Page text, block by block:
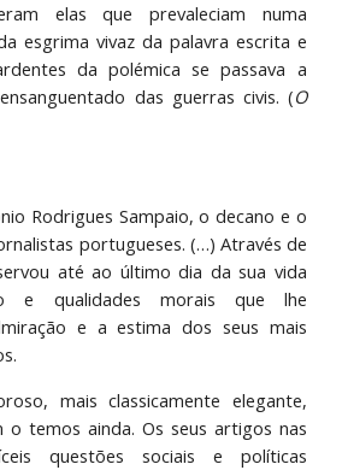
elas que prevaleciam numa
esgrima vivaz da palavra escrita e
da polémica se passava a
das guerras civis. (O
Rodrigues Sampaio, o decano e o
portugueses. (…) Através de
até ao último dia da sua vida
e qualidades morais que lhe
e a estima dos seus mais
mais classicamente elegante,
o temos ainda. Os seus artigos nas
questões sociais e políticas